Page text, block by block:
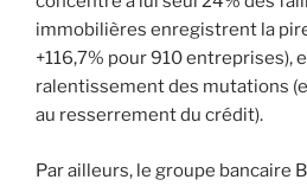
immobilières enregistrent la
+116,7% pour 910 entreprises),
ralentissement des mutations
au resserrement du crédit).
Par ailleurs, le groupe bancaire